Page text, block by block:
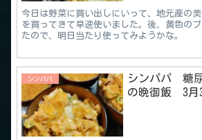
今日は野菜に買い出しにいって、地元産の
を買ってきて早速使いました。後、黄色の
たので、明日当たり使ってみようかな。
シンパパ
シンパパ 糖
の晩御飯 3